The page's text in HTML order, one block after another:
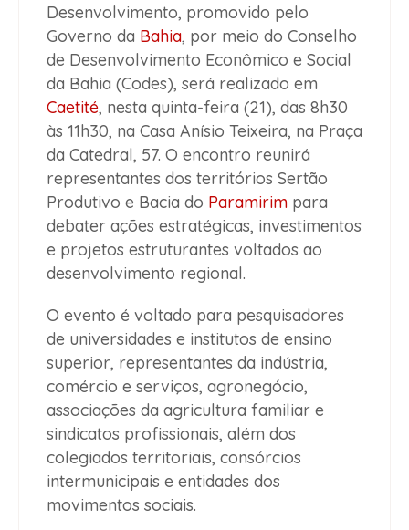
Desenvolvimento, promovido pelo
Governo da Bahia, por meio do Conselho
de Desenvolvimento Econômico e Social
da Bahia (Codes), será realizado em
Caetité, nesta quinta-feira (21), das 8h30
às 11h30, na Casa Anísio Teixeira, na Praça
da Catedral, 57. O encontro reunirá
representantes dos territórios Sertão
Produtivo e Bacia do Paramirim para
debater ações estratégicas, investimentos
e projetos estruturantes voltados ao
desenvolvimento regional.
O evento é voltado para pesquisadores
de universidades e institutos de ensino
superior, representantes da indústria,
comércio e serviços, agronegócio,
associações da agricultura familiar e
sindicatos profissionais, além dos
colegiados territoriais, consórcios
intermunicipais e entidades dos
movimentos sociais.